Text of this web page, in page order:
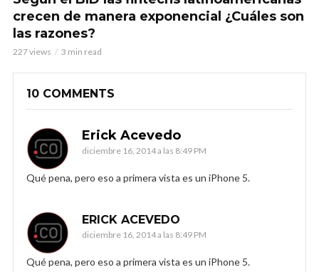
crecen de manera exponencial ¿Cuáles son
las razones?
227 views 3 min read
10 COMMENTS
Erick Acevedo
diciembre 16, 2014 a las 8:49 PM
Qué pena, pero eso a primera vista es un iPhone 5.
ERICK ACEVEDO
diciembre 16, 2014 a las 8:49 PM
Qué pena, pero eso a primera vista es un iPhone 5.